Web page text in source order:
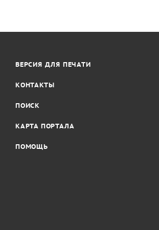
ВЕРСИЯ ДЛЯ ПЕЧАТИ
КОНТАКТЫ
ПОИСК
КАРТА ПОРТАЛА
ПОМОЩЬ